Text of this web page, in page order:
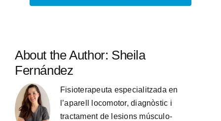
About the Author: Sheila
Fernández
Fisioterapeuta especialitzada en
l’aparell locomotor, diagnòstic i
tractament de lesions músculo-